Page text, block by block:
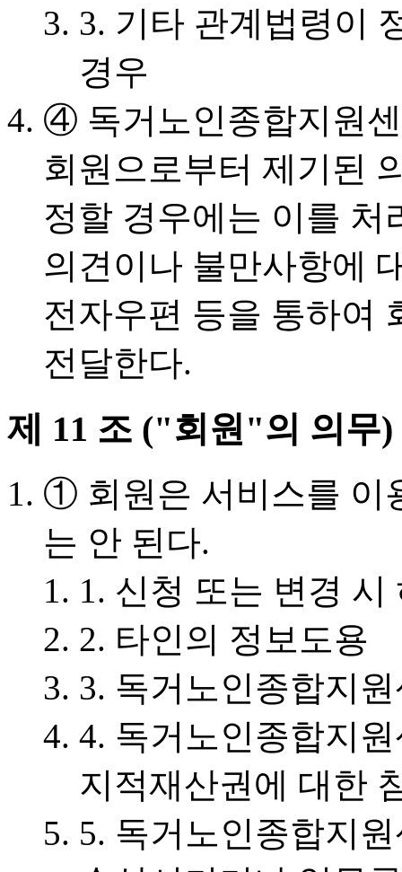
3. 기타 관계법령이
경우
④ 독거노인종합지원
회원으로부터 제기된
정할 경우에는 이를 처
의견이나 불만사항에
전자우편 등을 통하여
전달한다.
제 11 조 ("회원"의 의무)
① 회원은 서비스를 이
는 안 된다.
1. 신청 또는 변경
2. 타인의 정보도용
3. 독거노인종합지
4. 독거노인종합지
지적재산권에 대한
5. 독거노인종합지